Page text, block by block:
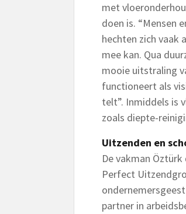
met
doen is. “Mensen
hechten zich vaak
mee kan. Qua
mooie uitstraling
functioneert als
telt”. Inmiddels is
zoals diepte-
Uitzenden en
De vakman
Perfect
partner in